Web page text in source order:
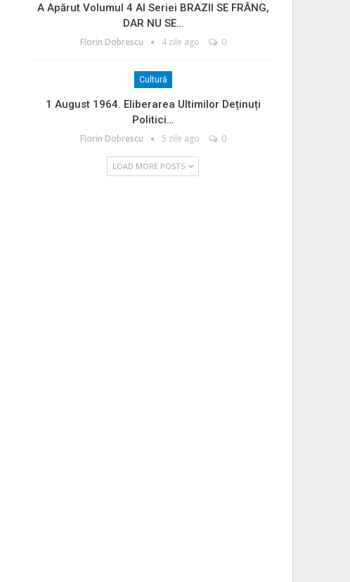
A Apărut Volumul 4 Al Seriei BRAZII SE FRÂNG,
DAR NU SE…
Florin Dobrescu 4 zile ago 0
Cultură
1 August 1964. Eliberarea Ultimilor Deținuți
Politici…
Florin Dobrescu 5 zile ago 0
LOAD MORE POSTS